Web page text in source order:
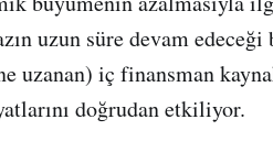
uzun süre devam
uzanan) iç finansman
doğrudan etkiliyor.